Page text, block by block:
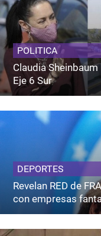
POLITICA
Claudia
Eje 6 Sur
DEPORTES
Revelan RED de
con empresas